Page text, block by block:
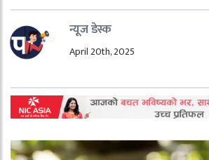
न्यूज डेस्क
April 20th, 2025